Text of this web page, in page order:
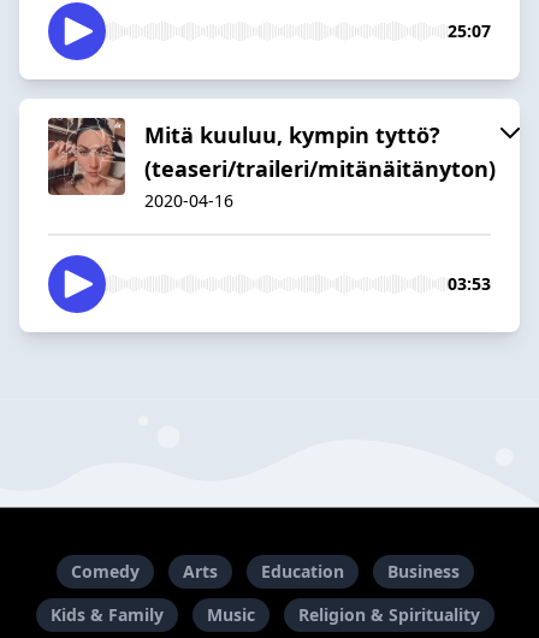
25:07
Mitä kuuluu, kympin tyttö?
(teaseri/traileri/mitänäitänyton)
2020-04-16
03:53
Comedy Arts Education
Business
Kids & Family
Music Religion & Spirituality